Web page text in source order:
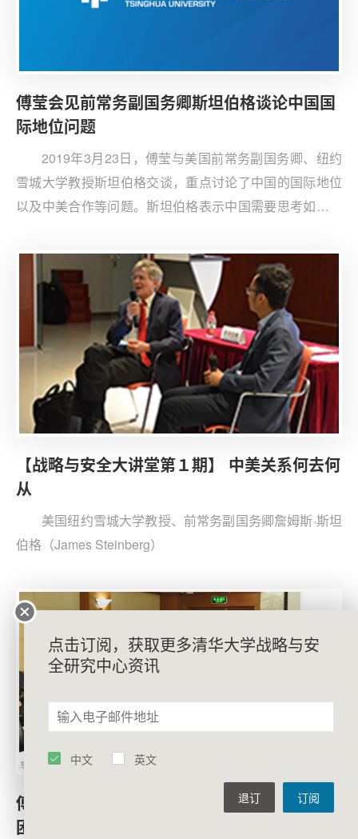
傅莹会见前常务副国务卿斯坦伯格谈论中国国
际地位问题
2019年3月23日，傅莹与美国前常务副国务卿、纽约
雪城大学教授斯坦伯格交谈，重点讨论了中国的国际地位
以及中美合作等问题。斯坦伯格表示中国需要思考如何让
议中美可以管控分歧，在一些领域构建共同领导模式。傅
莹向斯坦伯格清晰地阐释了中国发展的意图，并把中国的
利益关切分成三类。傅莹认为世界格局变化、权力转移是
不可避免的，如何管控第一类，也就是中国的直接利益，
是中美当前最紧要的问题。
【战略与安全大讲堂第１期】 中美关系何去何
从
美国纽约雪城大学教授、前常务副国务卿詹姆斯·斯坦
伯格（James Steinberg）
傅莹组织专家讨论应对“一带一路”建设面临的
困难和挑战
点击订阅，获取更多清华大学战略与安
全研究中心资讯
中文 英文
订阅
退订